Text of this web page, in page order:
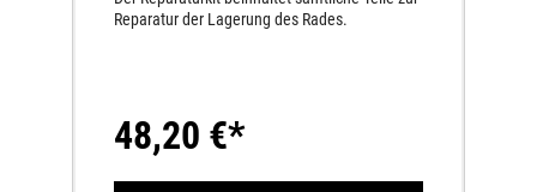
Reparatur der Lagerung des Rades.
48,20 €*